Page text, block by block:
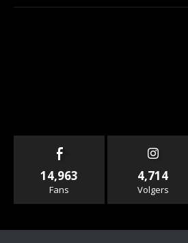
14,963
Fans
4,714
Volgers